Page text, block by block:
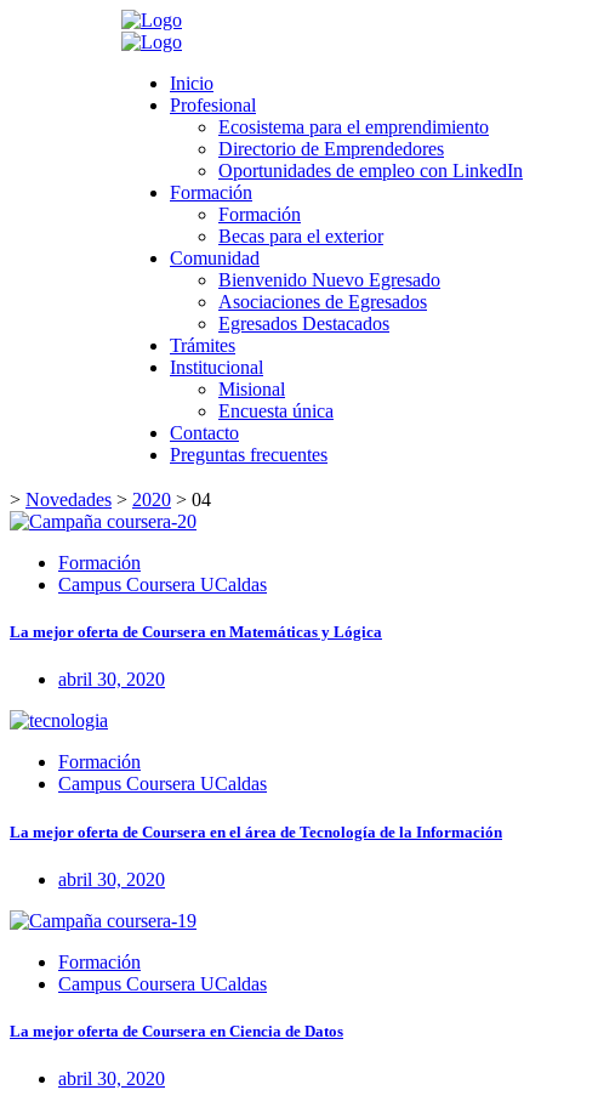
Inicio
Profesional
Ecosistema para el emprendimiento
Directorio de Emprendedores
Oportunidades de empleo con LinkedIn
Formación
Formación
Becas para el exterior
Comunidad
Bienvenido Nuevo Egresado
Asociaciones de Egresados
Egresados Destacados
Trámites
Institucional
Misional
Encuesta única
Contacto
Preguntas frecuentes
Ecosistema para el emprendimiento
Directorio de Emprendedores
Oportunidades de empleo con LinkedIn
Becas para el exterior
Bienvenido Nuevo Egresado
Asociaciones de Egresados
Egresados Destacados
Institucional
Encuesta única
Preguntas frecuentes
> Novedades > 2020 > 04
Formación
Campus Coursera UCaldas
La mejor oferta de Coursera en Matemáticas y Lógica
abril 30, 2020
Formación
Campus Coursera UCaldas
La mejor oferta de Coursera en el área de Tecnología de la Información
abril 30, 2020
Formación
Campus Coursera UCaldas
La mejor oferta de Coursera en Ciencia de Datos
abril 30, 2020